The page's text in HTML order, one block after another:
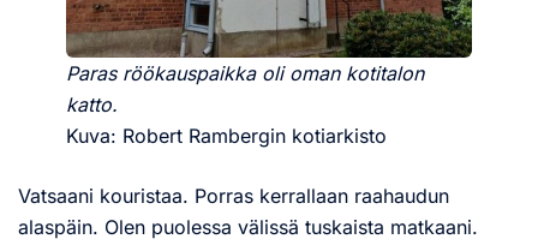
Paras röökauspaikka oli oman kotitalon
katto.
Kuva: Robert Rambergin kotiarkisto
Vatsaani kouristaa. Porras kerrallaan raahaudun
alaspäin. Olen puolessa välissä tuskaista matkaani.